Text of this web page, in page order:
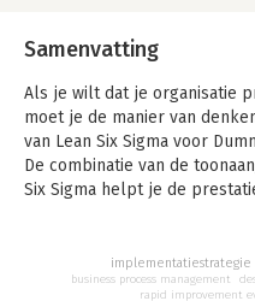
Samenvatting
Als je wilt dat je organisatie
moet je de manier van
van Lean Six Sigma voor
De combinatie van de
Six Sigma helpt je de
succesvol te implementeren
rapid improvement
business process management
implementatiestrategie